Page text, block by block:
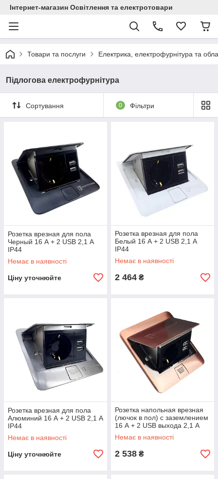
Інтернет-магазин Освітлення та електротовари
Товари та послуги Електрика, електрофурнітура та
Підлогова електрофурнітура
Сортування 0 Фільтри
Розетка врезная для пола
Черный 16 А + 2 USB 2,1 А
IP44
Немає в наявності
Ціну уточнюйте
Розетка врезная для пола
Белый 16 А + 2 USB 2,1 А
IP44
Немає в наявності
2 464 ₴
Розетка врезная для пола
Алюминий 16 А + 2 USB 2,1 А
IP44
Немає в наявності
Ціну уточнюйте
Розетка напольная врезная
(лючок в пол) с заземлением
16 А + 2 USB выхода 2,1 А
IP44
Немає в наявності
2 538 ₴